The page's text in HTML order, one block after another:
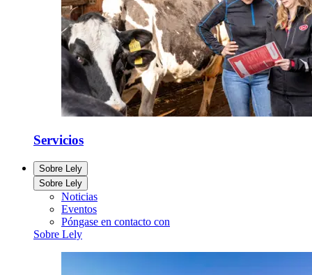
Servicios
Sobre Lely
Sobre Lely
Noticias
Eventos
Póngase en contacto con
Sobre Lely